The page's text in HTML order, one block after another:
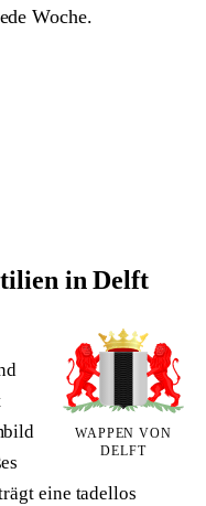
Woche.
in Delft
WAPPEN VON
DELFT
eine tadellos